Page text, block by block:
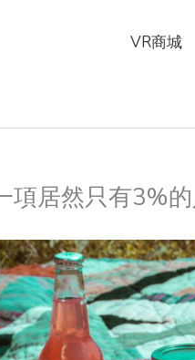
VR商城
居然只有3%的